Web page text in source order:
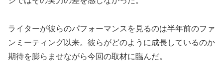
ライターが彼らのパフォーマンスを見るのは半年前のファ
ンミーティング以来。彼らがどのように成長しているのか
期待を膨らませながら今回の取材に臨んだ。